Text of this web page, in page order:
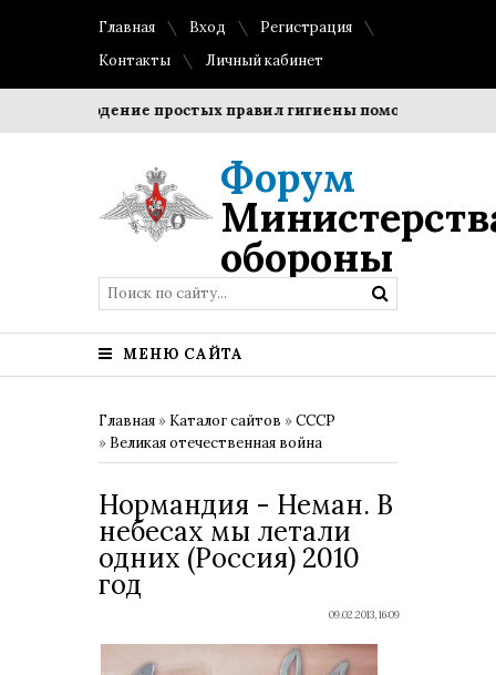
Главная Вход
Регистрация
Контакты
Личный кабинет
Соблюдение простых правил гигиены помогает
Форум
обороны
МЕНЮ САЙТА
Главная » Каталог сайтов »СССР
» Великая отечественная война
Нормандия - Неман. В
небесах мы летали
одних (Россия) 2010
год
09.02.2013, 16:09